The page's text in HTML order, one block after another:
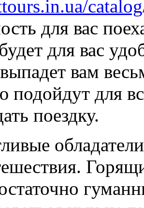
для вас
для вас
вам
для
поездку.